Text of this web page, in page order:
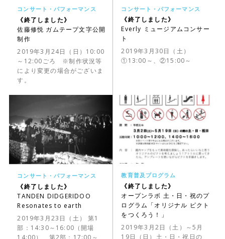
コンサート・パフォーマンス
《終了しました》
佐藤修悦 ガムテープ文字公開
制作
2019年3月24日（日）10:00
～12:00ごろ ※制作状況等
により変更の場合がございま
す。
コンサート・パフォーマンス
《終了しました》
Everly ミュージアムコンサー
ト
2019年3月30日（土）
①13:00～、②15:00～
コンサート・パフォーマンス
《終了しました》
TANDEN DIDGERIDOO
Resonates to earth
2019年3月23日（土） 第1
部：14:30～16:00（開場
14:00）、第2部：17:00～
教育普及プログラム
《終了しました》
オープンラボ 土・日・祝のプ
ログラム「オリジナル ピクト
をつくろう！」
2019年3月2日（土）～5月
19日（日）土・日・祝日の